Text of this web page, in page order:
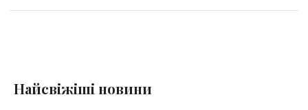
Найсвіжіші новини